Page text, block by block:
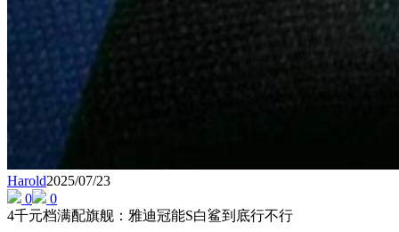
Harold2025/07/23
0
0
4千元档满配旗舰：雅迪冠能S白鲨到底行不行